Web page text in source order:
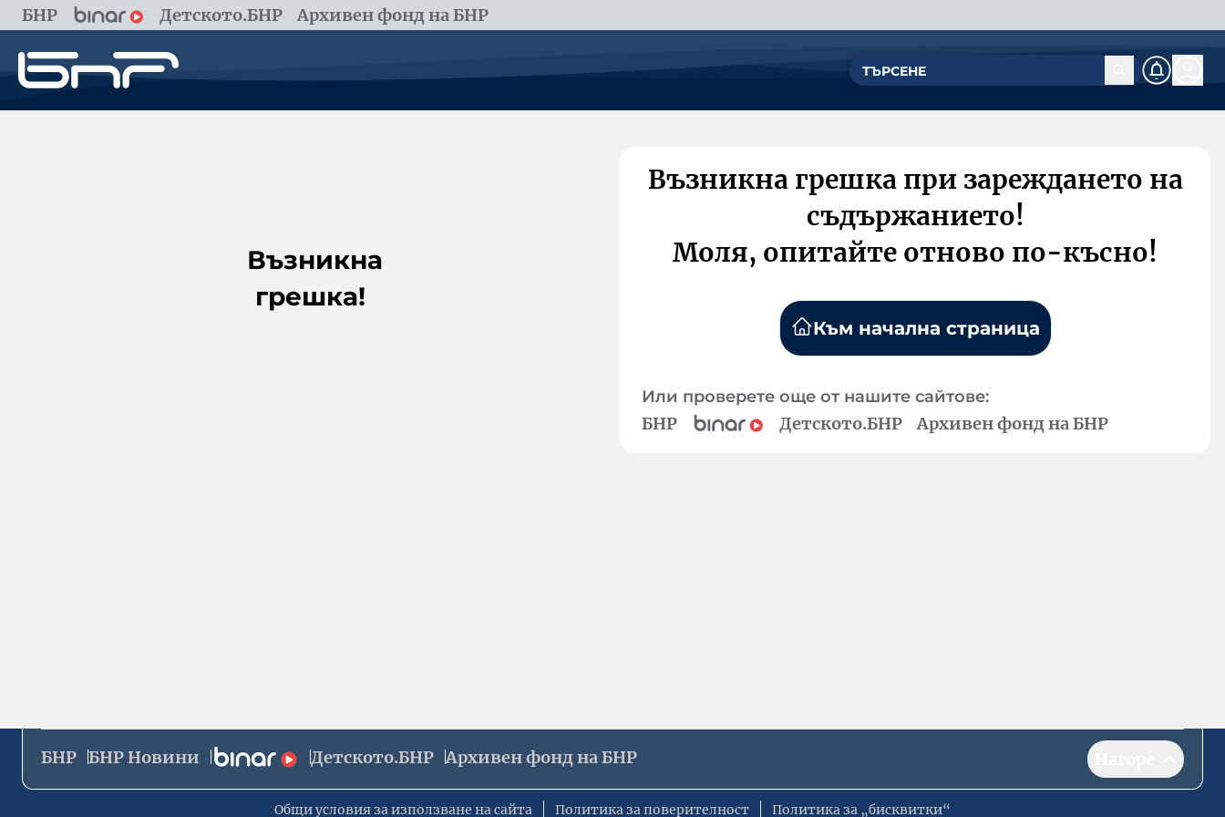
БНР Детското.БНР Архивен фонд на БНР
Възникна
грешка!
Възникна грешка при зареждането на
съдържанието!
Моля, опитайте отново по-късно!
Към начална страница
Или проверете още от нашите сайтове:
БНР Детското.БНР Архивен фонд на БНР
БНР БНР Новини Детското.БНР Архивен фонд на БНР
Общи условия за използване на сайта Политика за поверителност Политика за „бисквитки“